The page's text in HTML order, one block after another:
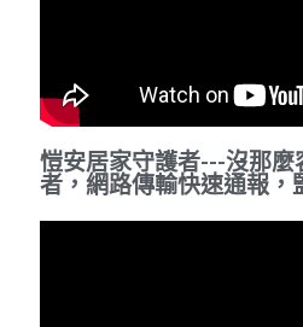
SOL智慧家庭介紹
品牌緣起
愷安居家守護者---沒那麼
者，網路傳輸快速通報，